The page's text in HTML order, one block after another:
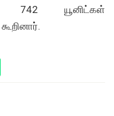
யூனிட்கள்